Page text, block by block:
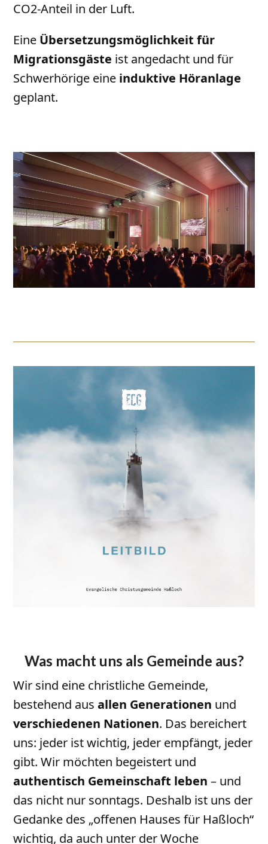
CO2-Anteil in der Luft.
Eine Übersetzungsmöglichkeit für
Migrationsgäste ist angedacht und für
Schwerhörige eine induktive Höranlage
geplant.
Was macht uns als Gemeinde aus?
Wir sind eine christliche Gemeinde,
bestehend ausallen Generationen und
verschiedenen Nationen. Das bereichert
uns: jeder ist wichtig, jeder empfängt, jeder
gibt. Wir möchten begeistert und
authentisch Gemeinschaft leben – und
das nicht nur sonntags. Deshalb ist uns der
Gedanke des „offenen Hauses für Haßloch“
wichtig, da auch unter der Woche